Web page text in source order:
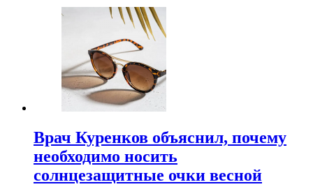
Врач Куренков объяснил, почему
необходимо носить
солнцезащитные очки весной